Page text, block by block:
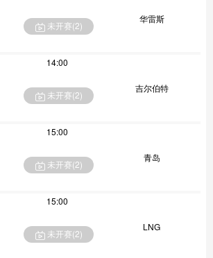
华雷斯
未开赛(2)
14:00
吉尔伯特
未开赛(2)
15:00
青岛
未开赛(2)
15:00
LNG
未开赛(2)